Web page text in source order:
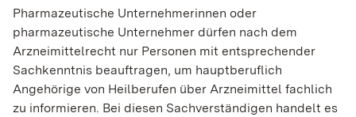
Pharmazeutische Unternehmerinnen oder
pharmazeutische Unternehmer dürfen nach dem
Arzneimittelrecht nur Personen mit entsprechender
Sachkenntnis beauftragen, um hauptberuflich
Angehörige von Heilberufen über Arzneimittel fachlich
zu informieren. Bei diesen Sachverständigen handelt es